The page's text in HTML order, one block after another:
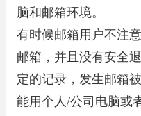
脑和邮箱环境。
有时候邮箱用户不注
邮箱，并且没有安全
定的记录，发生邮箱
能用个人/公司电脑或